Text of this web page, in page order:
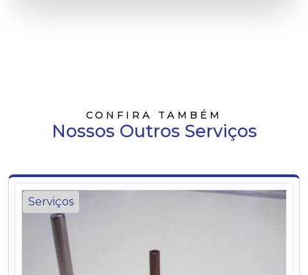
CONFIRA TAMBÉM
Nossos Outros Serviços
Serviços